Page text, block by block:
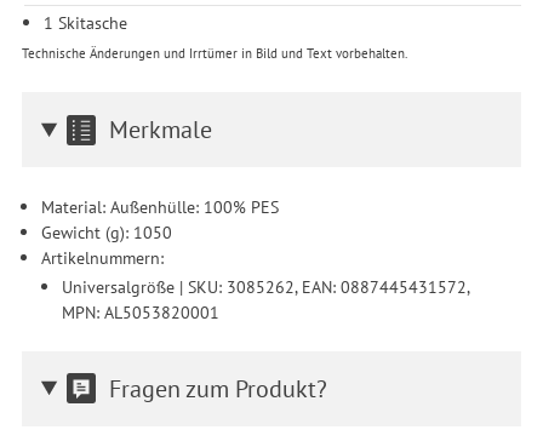
1 Skitasche
Technische Änderungen und Irrtümer in Bild und Text vorbehalten.
Merkmale
Material: Außenhülle: 100% PES
Gewicht (g): 1050
Artikelnummern:
Universalgröße | SKU: 3085262, EAN: 0887445431572,
MPN: AL5053820001
Fragen zum Produkt?